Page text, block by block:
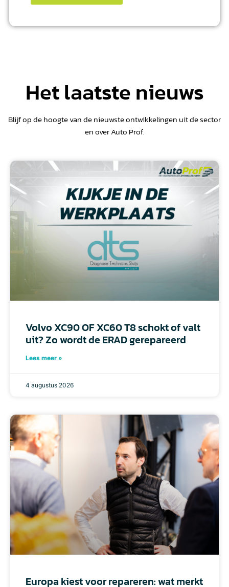
Het laatste nieuws
Blijf op de hoogte van de nieuwste ontwikkelingen uit de sector
en over Auto Prof.
Volvo XC90 OF XC60 T8 schokt of valt
uit? Zo wordt de ERAD gerepareerd
Lees meer »
4 augustus 2026
Europa kiest voor repareren: wat merkt